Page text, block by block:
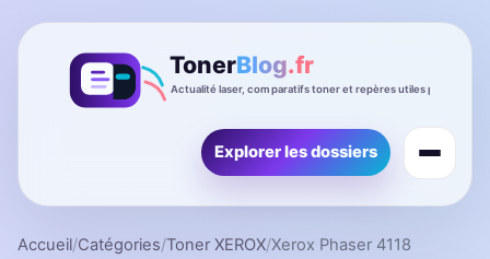
Explorer les dossiers
Accueil/Catégories/Toner XEROX/Xerox Phaser 4118